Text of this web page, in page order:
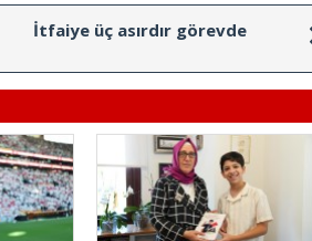
İtfaiye üç asırdır görevde